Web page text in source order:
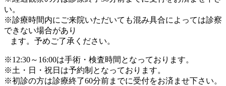
い。
※診療時間内にご来院いただいても混み具合によっては診察
できない場合があり
ます。予めご了承ください。
※12:30～16:00は手術・検査時間となっております。
※土・日・祝日は予約制となっております。
※初診の方は診療終了60分前までに受付をお済ませ下さい。